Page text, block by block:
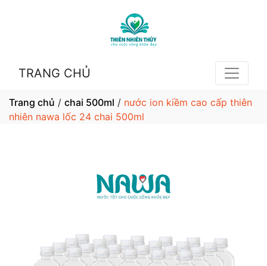
TRANG CHỦ
Trang chủ / chai 500ml / nước ion kiềm cao cấp thiên
nhiên nawa lốc 24 chai 500ml